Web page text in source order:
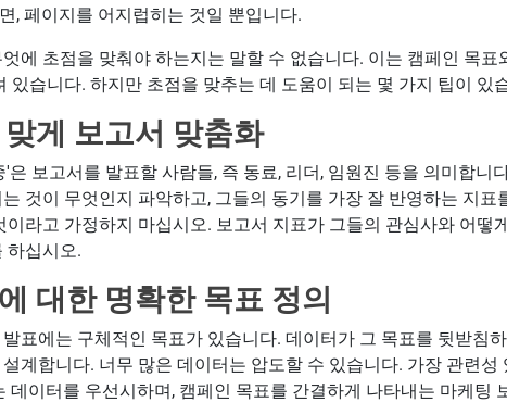
, 페이지를 어지럽히는 것일 뿐입니다.
에 초점을 맞춰야 하는지는 말할 수 없습니다. 이는 캠페인 목표
있습니다. 하지만 초점을 맞추는 데 도움이 되는 몇 가지 팁이 있
게 보고서 맞춤화
'은 보고서를 발표할 사람들, 즉 동료, 리더, 임원진 등을 의미합니
것이 무엇인지 파악하고, 그들의 동기를 가장 잘 반영하는 지표
이라고 가정하지 마십시오. 보고서 지표가 그들의 관심사와 어떻
하십시오.
대한 명확한 목표 정의
표에는 구체적인 목표가 있습니다. 데이터가 그 목표를 뒷받침
계합니다. 너무 많은 데이터는 압도할 수 있습니다. 가장 관련성
데이터를 우선시하며, 캠페인 목표를 간결하게 나타내는 마케팅